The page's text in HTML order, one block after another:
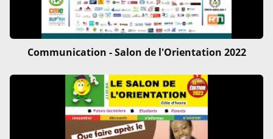
Communication - Salon de l'Orientation 2022